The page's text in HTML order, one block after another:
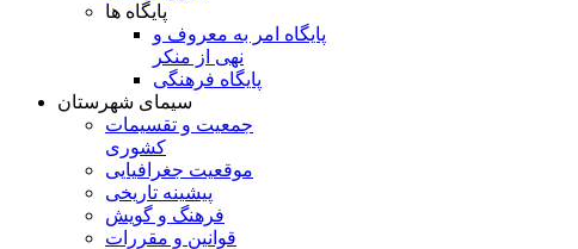
پایگاه ها
پایگاه امر به معروف و
نهی از منکر
پایگاه فرهنگی
سیمای شهرستان
جمعیت و تقسیمات
کشوری
موقعیت جغرافیایی
پیشینه تاریخی
فرهنگ و گویش
قوانین و مقررات